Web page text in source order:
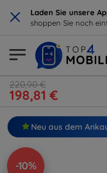
× Laden Sie unsere
shoppen Sie noch
220,90 €
198,81 €
Neu aus dem
-10%